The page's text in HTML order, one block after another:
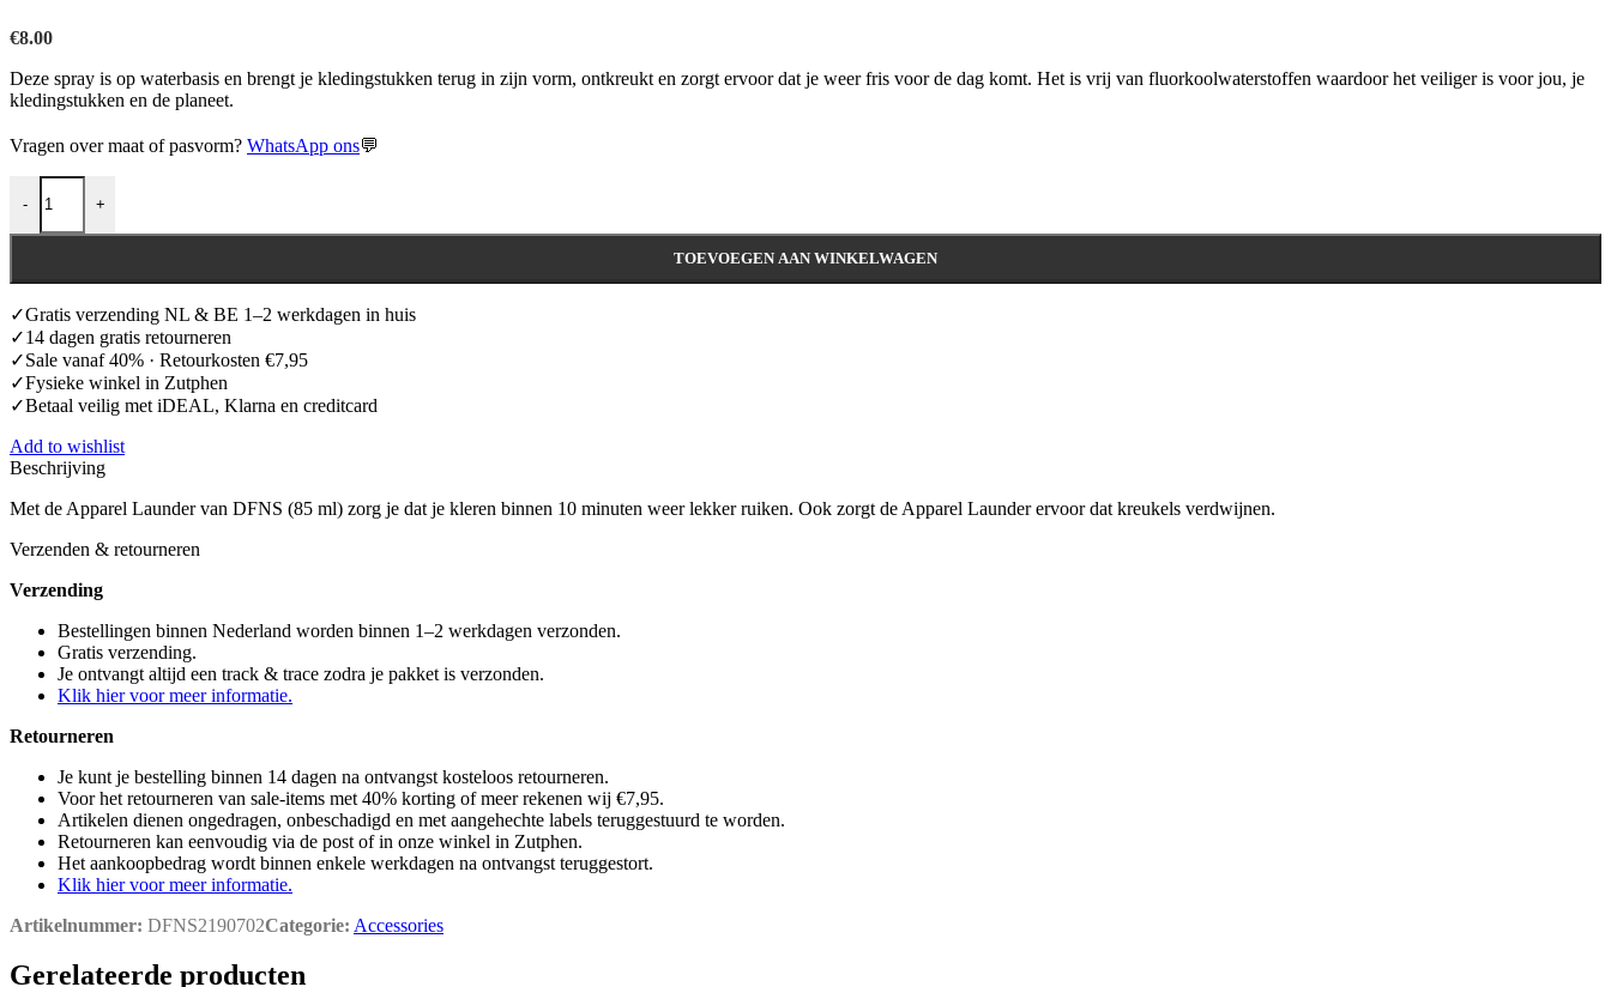
€8.00
Deze spray is op waterbasis en brengt je kledingstukken terug in zijn vorm, ontkreukt en zorgt ervoor dat je weer fris voor de dag komt. Het is vrij van fluorkoolwaterstoffen waardoor het veiliger is voor jou, je
kledingstukken en de planeet.
Vragen over maat of pasvorm? WhatsApp ons💬
-
DFNS Apparel Launder Flight aantal
+
TOEVOEGEN AAN WINKELWAGEN
✓Gratis verzending NL & BE 1–2 werkdagen in huis
✓14 dagen gratis retourneren
✓Sale vanaf 40% · Retourkosten €7,95
✓Fysieke winkel in Zutphen
✓Betaal veilig met iDEAL, Klarna en creditcard
Add to wishlist
Beschrijving
Met de Apparel Launder van DFNS (85 ml) zorg je dat je kleren binnen 10 minuten weer lekker ruiken. Ook zorgt de Apparel Launder ervoor dat kreukels verdwijnen.
Verzenden & retourneren
Verzending
Bestellingen binnen Nederland worden binnen 1–2 werkdagen verzonden.
Gratis verzending.
Je ontvangt altijd een track & trace zodra je pakket is verzonden.
Klik hier voor meer informatie.
Retourneren
Je kunt je bestelling binnen 14 dagen na ontvangst kosteloos retourneren.
Voor het retourneren van sale-items met 40% korting of meer rekenen wij €7,95.
Artikelen dienen ongedragen, onbeschadigd en met aangehechte labels teruggestuurd te worden.
Retourneren kan eenvoudig via de post of in onze winkel in Zutphen.
Het aankoopbedrag wordt binnen enkele werkdagen na ontvangst teruggestort.
Klik hier voor meer informatie.
Artikelnummer: DFNS2190702Categorie: Accessories
Gerelateerde producten